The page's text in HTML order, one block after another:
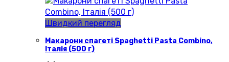
Швидкий перегляд
Макарони спагеті Spaghetti Pasta Combino,
Італія (500 г)